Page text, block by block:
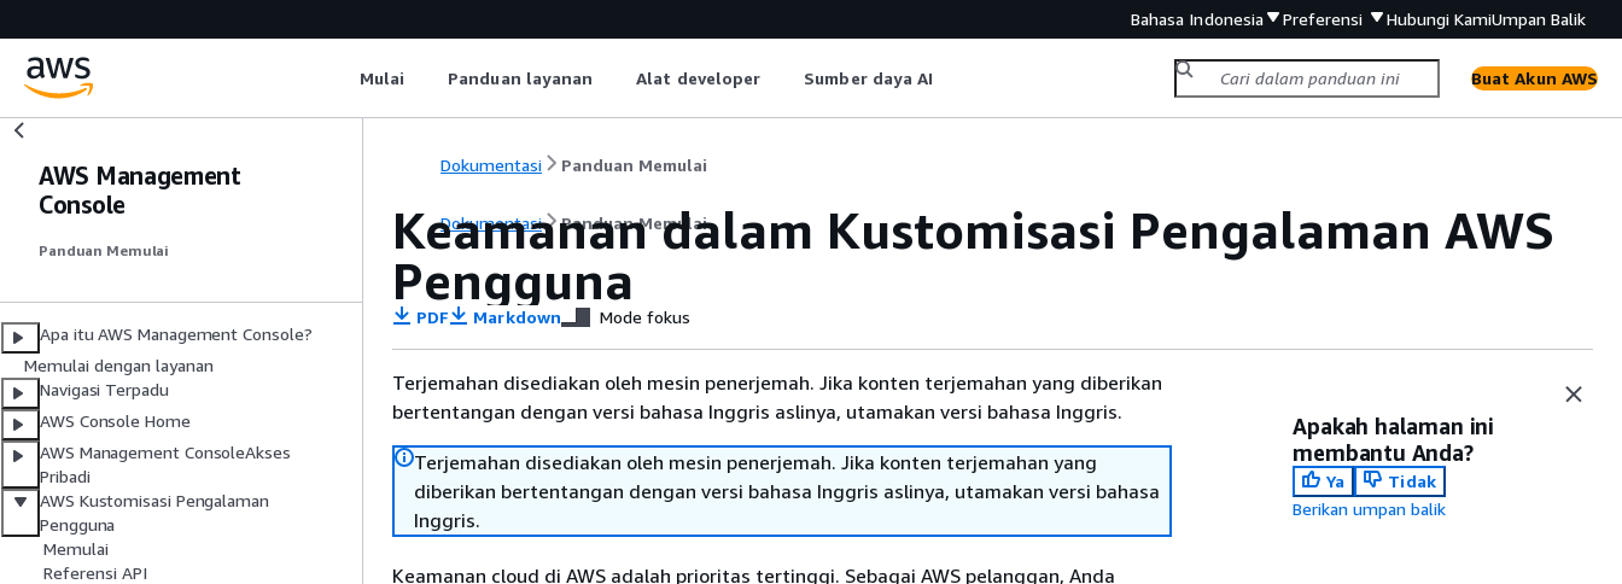
Bahasa Indonesia Preferensi Hubungi KamiUmpan Balik
Mulai Panduan layanan Alat developer Sumber daya AI Buat Akun AWS
AWS Management
Console
Panduan Memulai
Apa itu AWS Management Console?
Memulai dengan layanan
Navigasi Terpadu
AWS Console Home
AWS Management ConsoleAkses
Pribadi
AWS Kustomisasi Pengalaman
Pengguna
Memulai
Referensi API
Dokumentasi Panduan Memulai
Dokumentasi Panduan Memulai
Keamanan dalam Kustomisasi Pengalaman AWS
Pengguna
PDF Markdown Mode fokus
Terjemahan disediakan oleh mesin penerjemah. Jika konten terjemahan yang diberikan
bertentangan dengan versi bahasa Inggris aslinya, utamakan versi bahasa Inggris.
Terjemahan disediakan oleh mesin penerjemah. Jika konten terjemahan yang
diberikan bertentangan dengan versi bahasa Inggris aslinya, utamakan versi bahasa
Inggris.
Keamanan cloud di AWS adalah prioritas tertinggi. Sebagai AWS pelanggan, Anda
Apakah halaman ini
membantu Anda?
Ya
Tidak
Berikan umpan balik